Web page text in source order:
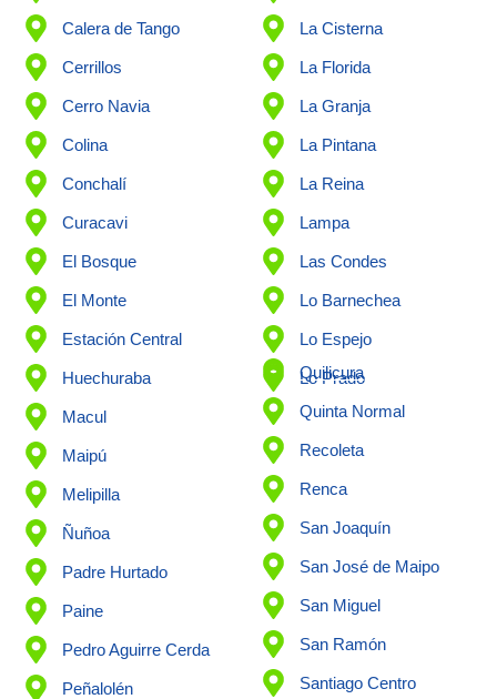
Calera de Tango
Cerrillos
Cerro Navia
Colina
Conchalí
Curacavi
El Bosque
El Monte
Estación Central
Huechuraba
La Cisterna
La Florida
La Granja
La Pintana
La Reina
Lampa
Las Condes
Lo Barnechea
Lo Espejo
Lo Prado
Macul
Maipú
Melipilla
Ñuñoa
Padre Hurtado
Paine
Pedro Aguirre Cerda
Peñalolén
Quilicura
Quinta Normal
Recoleta
Renca
San Joaquín
San José de Maipo
San Miguel
San Ramón
Santiago Centro